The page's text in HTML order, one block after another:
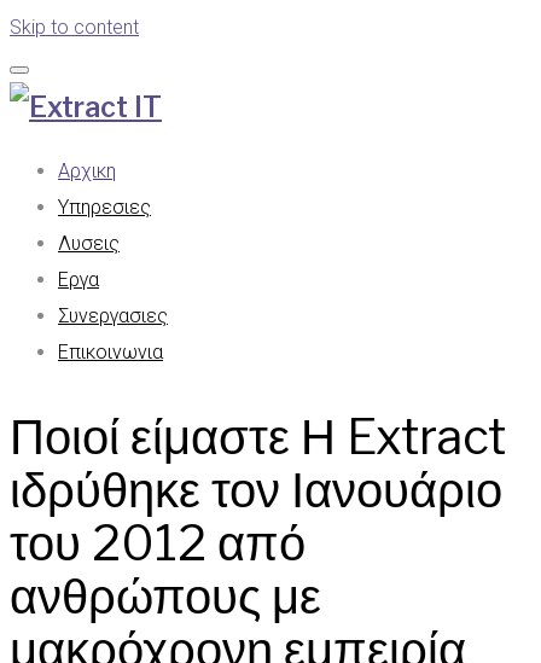
Skip to content
Αρχικη
Υπηρεσιες
Λυσεις
Εργα
Συνεργασιες
Επικοινωνια
Ποιοί είμαστε Η Extract
ιδρύθηκε τον Ιανουάριο
του 2012 από
ανθρώπους με
μακρόχρονη εμπειρία